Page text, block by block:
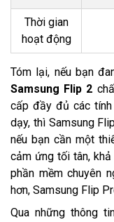
Thời gian
hoạt động
Tóm lại, nếu bạn
Samsung Flip 2
cấp đầy đủ các
dạy, thì Samsung
nếu bạn cần một
cảm ứng tối tân,
phần mềm chuyên
hơn, Samsung Flip
Qua những thông